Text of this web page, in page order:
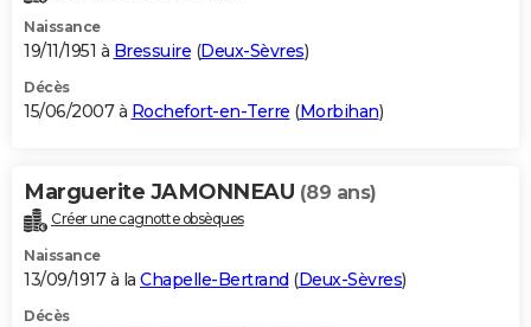
Naissance
19/11/1951 à Bressuire (Deux-Sèvres)
Décès
15/06/2007 à Rochefort-en-Terre (Morbihan)
Marguerite JAMONNEAU (89 ans)
Créer une cagnotte obsèques
Naissance
13/09/1917 à la Chapelle-Bertrand (Deux-Sèvres)
Décès